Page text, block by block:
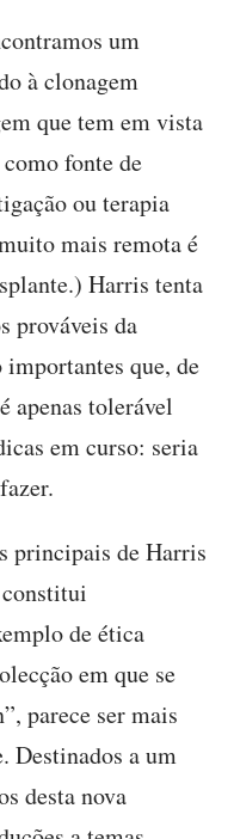
um
à clonagem
que tem em vista
fonte de
ou terapia
mais remota é
Harris tenta
prováveis da
que, de
apenas tolerável
em curso: seria
principais de Harris
de ética
em que se
parece ser mais
Destinados a um
desta nova